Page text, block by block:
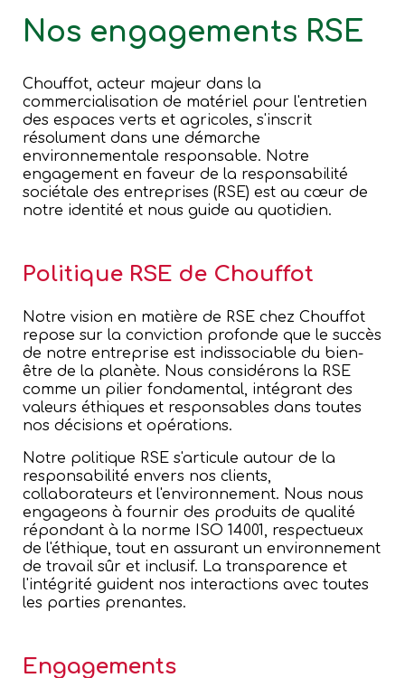
Nos engagements RSE
Chouffot, acteur majeur dans la
commercialisation de matériel pour l'entretien
des espaces verts et agricoles, s'inscrit
résolument dans une démarche
environnementale responsable. Notre
engagement en faveur de la responsabilité
sociétale des entreprises (RSE) est au cœur de
notre identité et nous guide au quotidien.
Politique RSE de Chouffot
Notre vision en matière de RSE chez Chouffot
repose sur la conviction profonde que le succès
de notre entreprise est indissociable du bien-
être de la planète. Nous considérons la RSE
comme un pilier fondamental, intégrant des
valeurs éthiques et responsables dans toutes
nos décisions et opérations.
Notre politique RSE s'articule autour de la
responsabilité envers nos clients,
collaborateurs et l'environnement. Nous nous
engageons à fournir des produits de qualité
répondant à la norme ISO 14001, respectueux
de l'éthique, tout en assurant un environnement
de travail sûr et inclusif. La transparence et
l'intégrité guident nos interactions avec toutes
les parties prenantes.
Engagements